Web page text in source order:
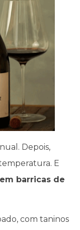
Depois,
E
barricas de
com taninos